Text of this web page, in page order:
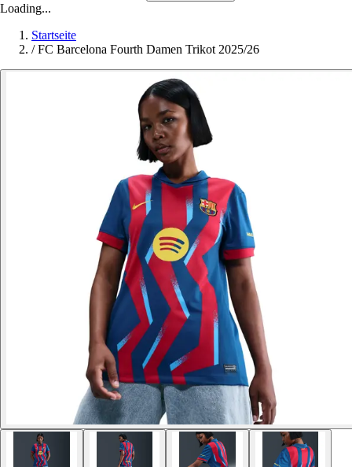
Loading...
Startseite
/ FC Barcelona Fourth Damen Trikot 2025/26